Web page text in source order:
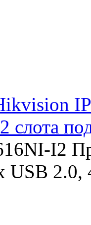
слота
I2
USB 2.0,